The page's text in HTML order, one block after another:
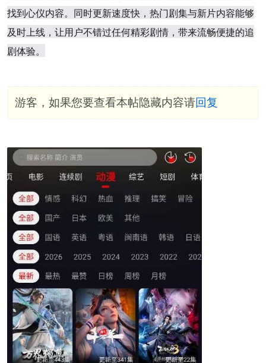
找到心仪内容。同时更新速度快，热门剧集与新片内容能够
及时上线，让用户不错过任何精彩剧情，带来流畅便捷的追
剧体验。
游客，如果您要查看本帖隐藏内容请回复